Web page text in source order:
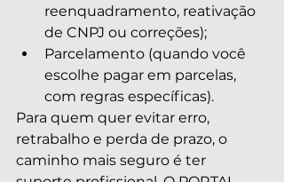
reenquadramento, reativação
de CNPJ ou correções);
Parcelamento (quando você
escolhe pagar em parcelas,
com regras específicas).
Para quem quer evitar erro,
retrabalho e perda de prazo, o
caminho mais seguro é ter